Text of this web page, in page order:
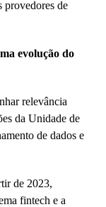
provedores de
evolução do
relevância
da Unidade de
de dados e
de 2023,
fintech e a